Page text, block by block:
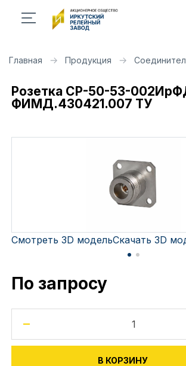
Главная Продукция
Розетка СР-50-53-
ФИМД.430421.007 ТУ
Смотреть 3D модельСкачать 3D
По запросу
-
В КОРЗИНУ